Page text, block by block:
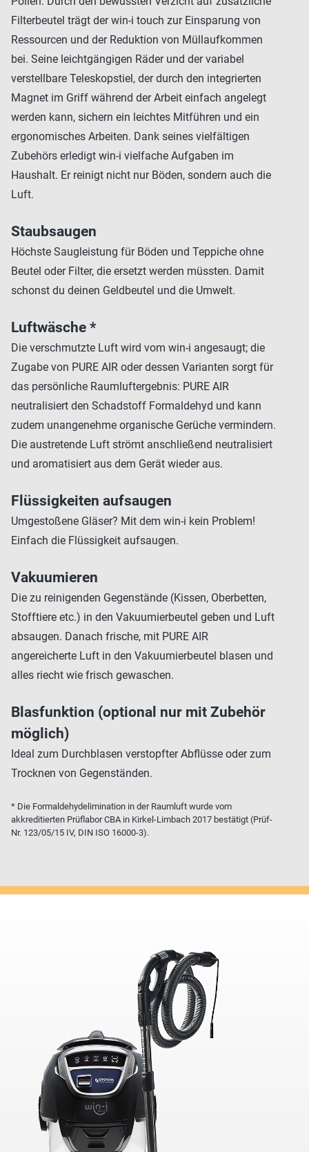
Filterbeutel trägt der win-i touch zur Einsparung von
Ressourcen und der Reduktion von Müllaufkommen
bei. Seine leichtgängigen Räder und der variabel
verstellbare Teleskopstiel, der durch den integrierten
Magnet im Griff während der Arbeit einfach angelegt
werden kann, sichern ein leichtes Mitführen und ein
ergonomisches Arbeiten. Dank seines vielfältigen
Zubehörs erledigt win-i vielfache Aufgaben im
Haushalt. Er reinigt nicht nur Böden, sondern auch die
Luft.
Staubsaugen
Höchste Saugleistung für Böden und Teppiche ohne
Beutel oder Filter, die ersetzt werden müssten. Damit
schonst du deinen Geldbeutel und die Umwelt.
Luftwäsche *
Die verschmutzte Luft wird vom win-i angesaugt; die
Zugabe von PURE AIR oder dessen Varianten sorgt für
das persönliche Raumluftergebnis: PURE AIR
neutralisiert den Schadstoff Formaldehyd und kann
zudem unangenehme organische Gerüche vermindern.
Die austretende Luft strömt anschließend neutralisiert
und aromatisiert aus dem Gerät wieder aus.
Flüssigkeiten aufsaugen
Umgestoßene Gläser? Mit dem win-i kein Problem!
Einfach die Flüssigkeit aufsaugen.
Vakuumieren
Die zu reinigenden Gegenstände (Kissen, Oberbetten,
Stofftiere etc.) in den Vakuumierbeutel geben und Luft
absaugen. Danach frische, mit PURE AIR
angereicherte Luft in den Vakuumierbeutel blasen und
alles riecht wie frisch gewaschen.
Blasfunktion (optional nur mit Zubehör
möglich)
Ideal zum Durchblasen verstopfter Abflüsse oder zum
Trocknen von Gegenständen.
* Die Formaldehydelimination in der Raumluft wurde vom
akkreditierten Prüflabor CBA in Kirkel-Limbach 2017 bestätigt (Prüf-
Nr. 123/05/15 IV, DIN ISO 16000-3).